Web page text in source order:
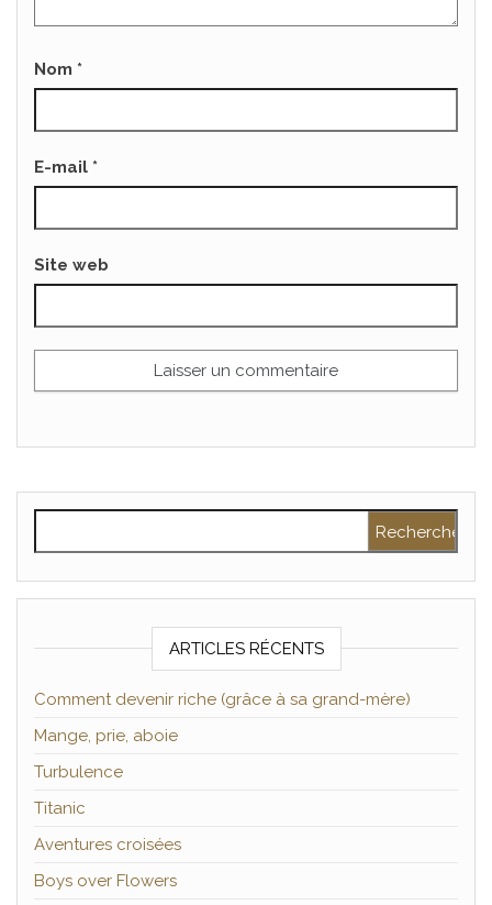
Nom *
E-mail *
Site web
ARTICLES RÉCENTS
Comment devenir riche (grâce à sa grand-mère)
Mange, prie, aboie
Turbulence
Titanic
Aventures croisées
Boys over Flowers